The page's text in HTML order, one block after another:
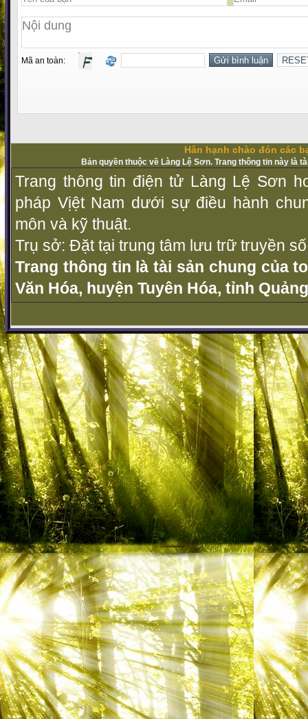
Mã an toàn:
Hân hạnh chào đón các
Bản quyền thuộc về Làng Lệ Sơn. Trang thông tin này là
Trang thông tin điện tử Làng Lệ Sơn
pháp Vịệt Nam dưới sự điều hành
môn và kỹ thuật.
Trụ sở: Đặt tại trung tâm lưu trữ truyền
Trang thông tin là tài sản chung của
Văn Hóa, huyện Tuyên Hóa, tỉnh